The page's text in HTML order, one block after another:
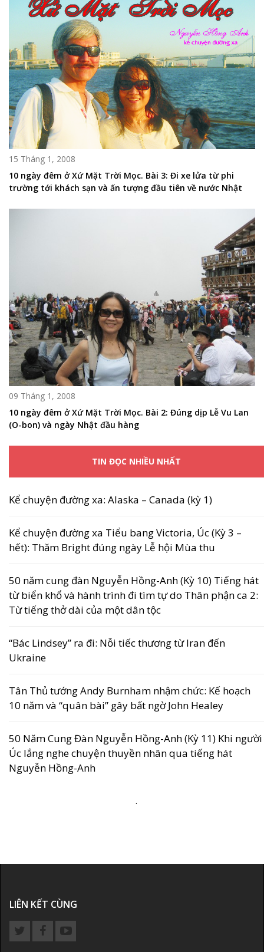
15 Tháng 1, 2008
10 ngày đêm ở Xứ Mặt Trời Mọc. Bài 3: Đi xe lửa từ phi
trường tới khách sạn và ấn tượng đầu tiên về nước Nhật
09 Tháng 1, 2008
10 ngày đêm ở Xứ Mặt Trời Mọc. Bài 2: Đúng dịp Lễ Vu Lan
(O-bon) và ngày Nhật đầu hàng
TIN ĐỌC NHIỀU NHẤT
Kể chuyện đường xa: Alaska – Canada (kỳ 1)
Kể chuyện đường xa Tiểu bang Victoria, Úc (Kỳ 3 –
hết): Thăm Bright đúng ngày Lễ hội Mùa thu
50 năm cung đàn Nguyễn Hồng-Anh (Kỳ 10) Tiếng hát
từ biển khổ và hành trình đi tìm tự do Thân phận ca 2:
Từ tiếng thở dài của một dân tộc
“Bác Lindsey” ra đi: Nỗi tiếc thương từ Iran đến
Ukraine
Tân Thủ tướng Andy Burnham nhậm chức: Kế hoạch
10 năm và “quân bài” gây bất ngờ John Healey
50 Năm Cung Đàn Nguyễn Hồng-Anh (Kỳ 11) Khi người
Úc lắng nghe chuyện thuyền nhân qua tiếng hát
Nguyễn Hồng-Anh
.
LIÊN KẾT CÙNG